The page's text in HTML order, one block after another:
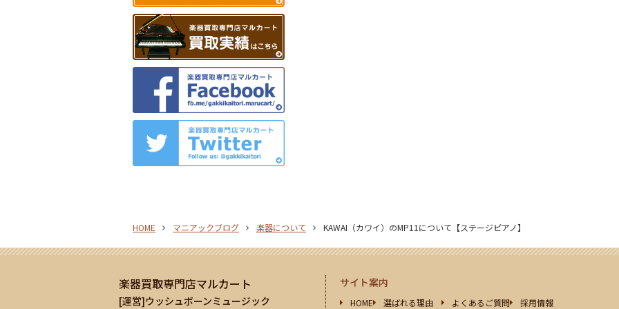
HOME マニアックブログ 楽器について KAWAI（カワイ）のMP11について【ステージピアノ】
楽器買取専門店マルカート
[運営]ウッシュボーンミュージック
サイト案内
HOME 選ばれる理由 よくあるご質問 採用情報